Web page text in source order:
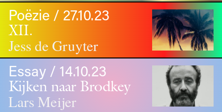
Poëzie / 27.10.23
XII.
Jess de Gruyter
Essay / 14.10.23
Kijken naar Brodkey
Lars Meijer